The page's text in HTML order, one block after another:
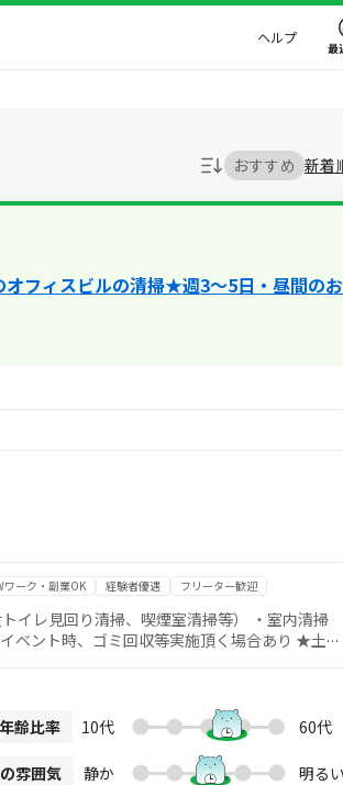
ヘルプ
最
おすすめ 新着
フィスビルの清掃★週3～5日・昼間のお
ワーク・副業OK 経験者優遇 フリーター歓迎
イレ見回り清掃、喫煙室清掃等） ・室内清掃
ト時、ゴミ回収等実施頂く場合あり ★土・
れてからもしっかりサポートします◎ 主婦(夫)
ください！ ●● 制服・作業靴貸与
ですので、手間なく働けます！ ＜勤務地
です！駅直結で雨に濡れません！
年齢比率 10代 60代
雰囲気 静か 明る